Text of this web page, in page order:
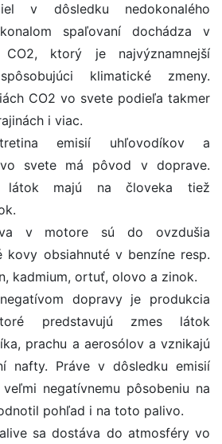
v dôsledku nedokonalého
spaľovaní dochádza v
ktorý je najvýznamnejší
klimatické zmeny.
CO2 vo svete podieľa takmer
i viac.
emisií uhľovodíkov a
svete má pôvod v doprave.
majú na človeka tiež
v motore sú do ovzdušia
kovy obsiahnuté v benzíne resp.
kadmium, ortuť, olovo a zinok.
dopravy je produkcia
predstavujú zmes látok
prachu a aerosólov a vznikajú
nafty. Práve v dôsledku emisií
negatívnemu pôsobeniu na
pohľad i na toto palivo.
sa dostáva do atmosféry vo